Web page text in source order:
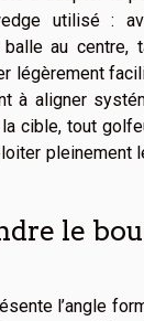
utilisé :
au centre,
légèrement
à aligner
cible, tout
pleinement
le
l’angle